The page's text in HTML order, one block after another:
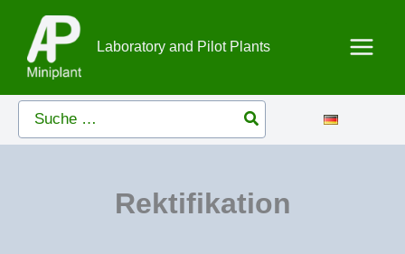
Inhalt
springen
Laboratory and Pilot Plants
Search
for:
Rektifikation